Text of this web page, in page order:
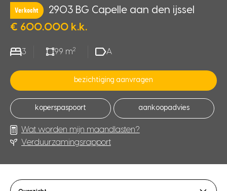
Verkocht
2903 BG Capelle aan den ijssel
€ 600.000 k.k.
3 99 m2 A
bezichtiging aanvragen
koperspaspoort aankoopadvies
Wat worden mijn maandlasten?
Verduurzamingsrapport